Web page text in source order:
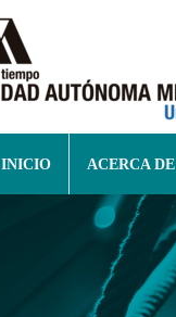
INICIO ACERCA DE